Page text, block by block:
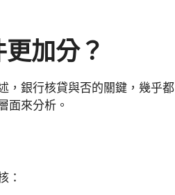
加分？
，銀行核貸與否的關鍵，幾乎都
面來分析。
：